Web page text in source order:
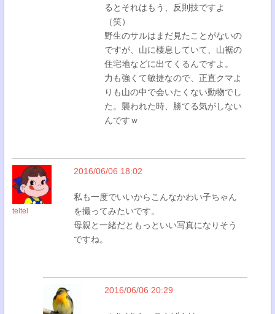
るとそれはもう、反則技ですよ
（笑）
野生のサルはまだ見たことがないの
ですが、山に棲息していて、山裾の
住宅地などに出てくるんですよ。
力も強くて敏捷なので、正直クマよ
りも山の中で会いたくない動物でし
た。襲われた時、勝てる気がしない
んですｗ
teltel
2016/06/06 18:02
私も一度でいいからこんなかわい子ちゃん
を撮ってみたいです。
母親と一緒だともっといい写真になりそう
ですね。
2016/06/06 20:29